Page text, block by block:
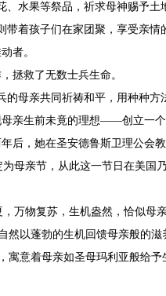
水果等祭品，祈求母神赐予土
着孩子们在家团聚，享受亲情
者。
拯救了无数士兵生命。
母亲共同祈祷和平，用种种方
亲生前未竟的理想——创立一个
后，她在圣安德鲁斯卫理公会
母亲节，从此这一节日在美国
万物复苏，生机盎然，恰似母
以蓬勃的生机回馈母亲般的滋
意着母亲如圣母玛利亚般给